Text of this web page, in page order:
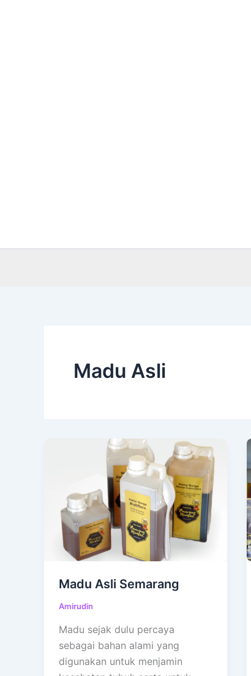
Madu Asli
Madu Asli Semarang
Amirudin
Madu sejak dulu percaya
sebagai bahan alami yang
digunakan untuk menjamin